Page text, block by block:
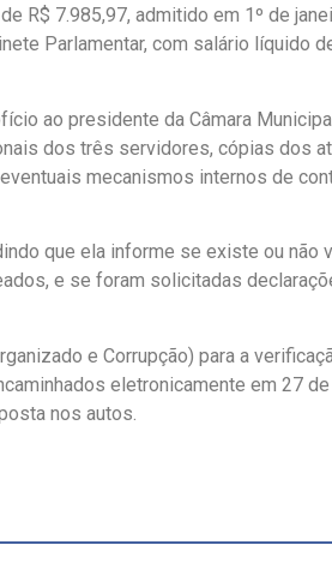
R$ 7.985,97, admitido em 1º de
Parlamentar, com salário líquido
ao presidente da Câmara
dos três servidores, cópias dos
mecanismos internos de
que ela informe se existe ou não
e se foram solicitadas
e Corrupção) para a
eletronicamente em 27
nos autos.